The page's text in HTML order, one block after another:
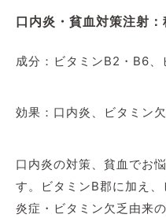
口内炎・貧血対策注射
成分：ビタミンB2・B6
効果：口内炎、ビタミン
口内炎の対策、貧血でお
す。ビタミンB郡に加え、
炎症・ビタミン欠乏由来